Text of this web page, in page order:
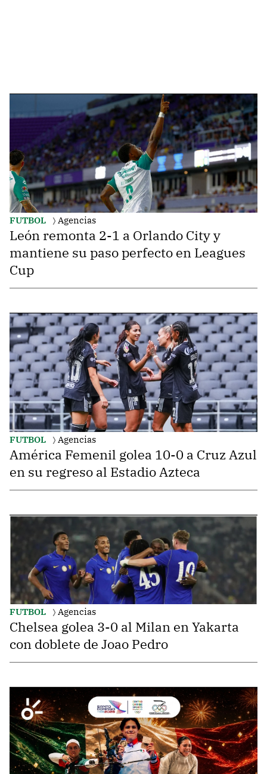
FUTBOL Agencias
León remonta 2-1 a Orlando City y
mantiene su paso perfecto en Leagues
Cup
FUTBOL Agencias
América Femenil golea 10-0 a Cruz Azul
en su regreso al Estadio Azteca
FUTBOL Agencias
Chelsea golea 3-0 al Milan en Yakarta
con doblete de Joao Pedro